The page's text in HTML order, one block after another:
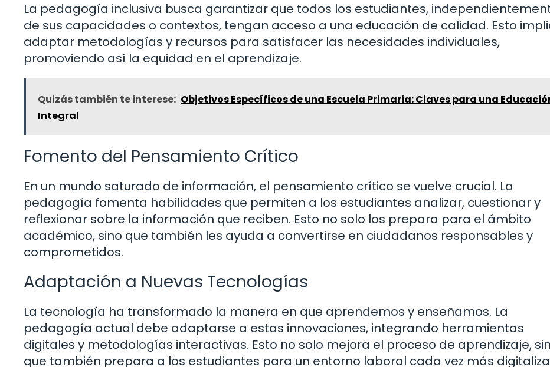
La pedagogía inclusiva busca garantizar que todos los estudiantes,
de sus capacidades o contextos, tengan acceso a una educación de calidad. Esto
adaptar metodologías y recursos para satisfacer las necesidades individuales,
promoviendo así la equidad en el aprendizaje.
Quizás también te interese: Objetivos Específicos de una Escuela Primaria: Claves para una
Integral
Fomento del Pensamiento Crítico
En un mundo saturado de información, el pensamiento crítico se vuelve crucial. La
pedagogía fomenta habilidades que permiten a los estudiantes analizar, cuestionar y
reflexionar sobre la información que reciben. Esto no solo los prepara para el ámbito
académico, sino que también les ayuda a convertirse en ciudadanos responsables y
comprometidos.
Adaptación a Nuevas Tecnologías
La tecnología ha transformado la manera en que aprendemos y enseñamos. La
pedagogía actual debe adaptarse a estas innovaciones, integrando herramientas
digitales y metodologías interactivas. Esto no solo mejora el proceso de aprendizaje,
que también prepara a los estudiantes para un entorno laboral cada vez más